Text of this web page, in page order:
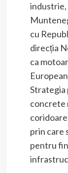
industrie,
cu
direcția
ca
Strategia
concrete
prin care
pentru